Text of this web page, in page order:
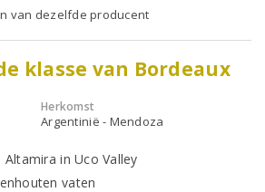
van dezelfde producent
klasse van Bordeaux
Herkomst
Argentinië - Mendoza
in Uco Valley
vaten